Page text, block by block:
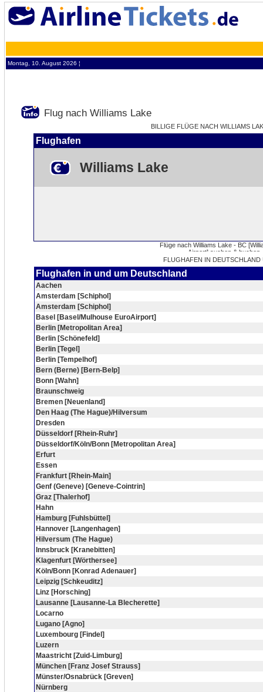
Montag, 10. August 2026 ¦
Flug nach Williams Lake
BILLIGE FLÜGE NACH WILLIAMS
Flughafen
Williams Lake
FLUGHAFEN IN
Flughafen in und um Deutschland
Aachen
Amsterdam [Schiphol]
Amsterdam [Schiphol]
Basel [Basel/Mulhouse EuroAirport]
Berlin [Metropolitan Area]
Berlin [Schönefeld]
Berlin [Tegel]
Berlin [Tempelhof]
Bern (Berne) [Bern-Belp]
Bonn [Wahn]
Braunschweig
Bremen [Neuenland]
Den Haag (The Hague)/Hilversum
Dresden
Düsseldorf [Rhein-Ruhr]
Düsseldorf/Köln/Bonn [Metropolitan Area]
Erfurt
Essen
Frankfurt [Rhein-Main]
Genf (Geneve) [Geneve-Cointrin]
Graz [Thalerhof]
Hahn
Hamburg [Fuhlsbüttel]
Hannover [Langenhagen]
Hilversum (The Hague)
Innsbruck [Kranebitten]
Klagenfurt [Wörthersee]
Köln/Bonn [Konrad Adenauer]
Leipzig [Schkeuditz]
Linz [Horsching]
Lausanne [Lausanne-La Blecherette]
Locarno
Lugano [Agno]
Luxembourg [Findel]
Luzern
Maastricht [Zuid-Limburg]
München [Franz Josef Strauss]
Münster/Osnabrück [Greven]
Nürnberg